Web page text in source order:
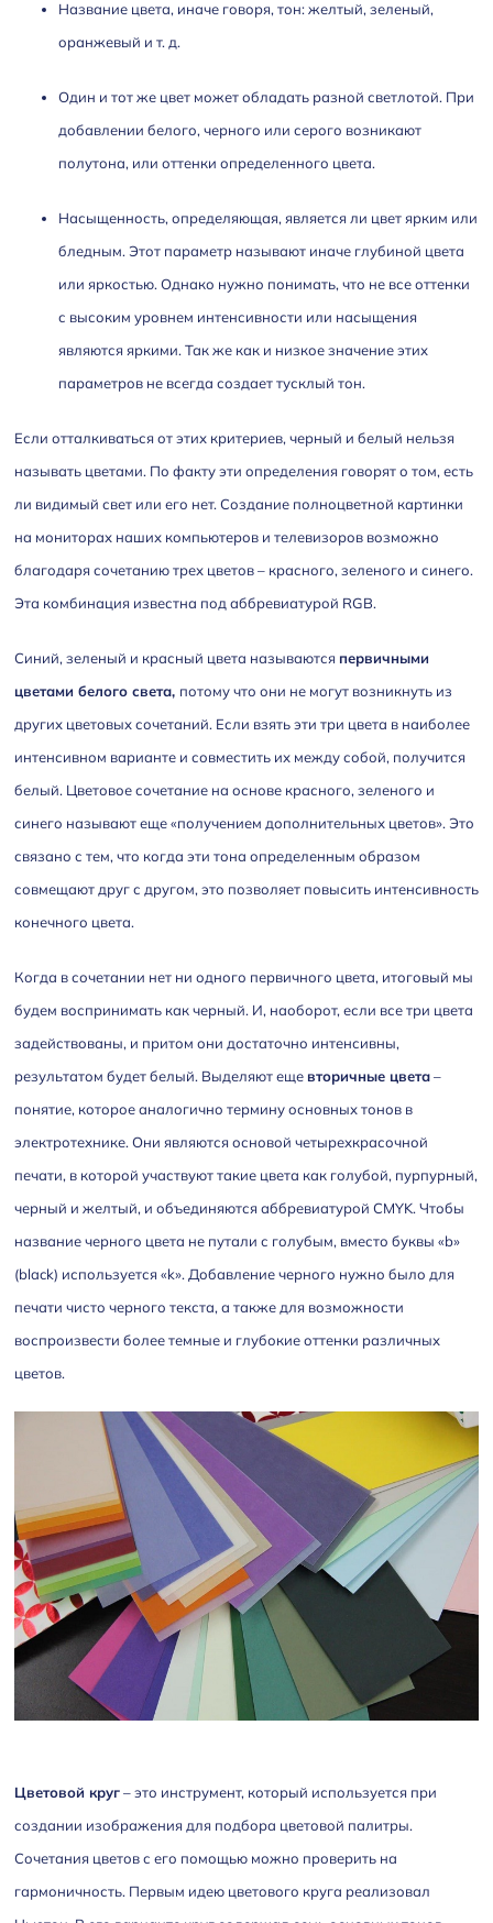
Название цвета, иначе говоря, тон: желтый, зеленый,
оранжевый и т. д.
Один и тот же цвет может обладать разной светлотой. При
добавлении белого, черного или серого возникают
полутона, или оттенки определенного цвета.
Насыщенность, определяющая, является ли цвет ярким или
бледным. Этот параметр называют иначе глубиной цвета
или яркостью. Однако нужно понимать, что не все оттенки
с высоким уровнем интенсивности или насыщения
являются яркими. Так же как и низкое значение этих
параметров не всегда создает тусклый тон.
Если отталкиваться от этих критериев, черный и белый нельзя
называть цветами. По факту эти определения говорят о том, есть
ли видимый свет или его нет. Создание полноцветной картинки
на мониторах наших компьютеров и телевизоров возможно
благодаря сочетанию трех цветов – красного, зеленого и синего.
Эта комбинация известна под аббревиатурой RGB.
Синий, зеленый и красный цвета называются первичными
цветами белого света, потому что они не могут возникнуть из
других цветовых сочетаний. Если взять эти три цвета в наиболее
интенсивном варианте и совместить их между собой, получится
белый. Цветовое сочетание на основе красного, зеленого и
синего называют еще «получением дополнительных цветов». Это
связано с тем, что когда эти тона определенным образом
совмещают друг с другом, это позволяет повысить интенсивность
конечного цвета.
Когда в сочетании нет ни одного первичного цвета, итоговый мы
будем воспринимать как черный. И, наоборот, если все три цвета
задействованы, и притом они достаточно интенсивны,
результатом будет белый. Выделяют еще вторичные цвета–
понятие, которое аналогично термину основных тонов в
электротехнике. Они являются основой четырехкрасочной
печати, в которой участвуют такие цвета как голубой, пурпурный,
черный и желтый, и объединяются аббревиатурой CMYK. Чтобы
название черного цвета не путали с голубым, вместо буквы «b»
(black) используется «k». Добавление черного нужно было для
печати чисто черного текста, а также для возможности
воспроизвести более темные и глубокие оттенки различных
цветов.
Цветовой круг– это инструмент, который используется при
создании изображения для подбора цветовой палитры.
Сочетания цветов с его помощью можно проверить на
гармоничность. Первым идею цветового круга реализовал